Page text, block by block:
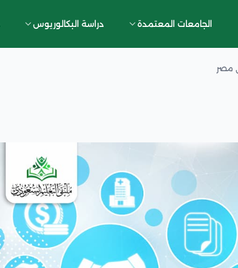
الجامعات المعتمدة دراسة البكالوريوس
مصر